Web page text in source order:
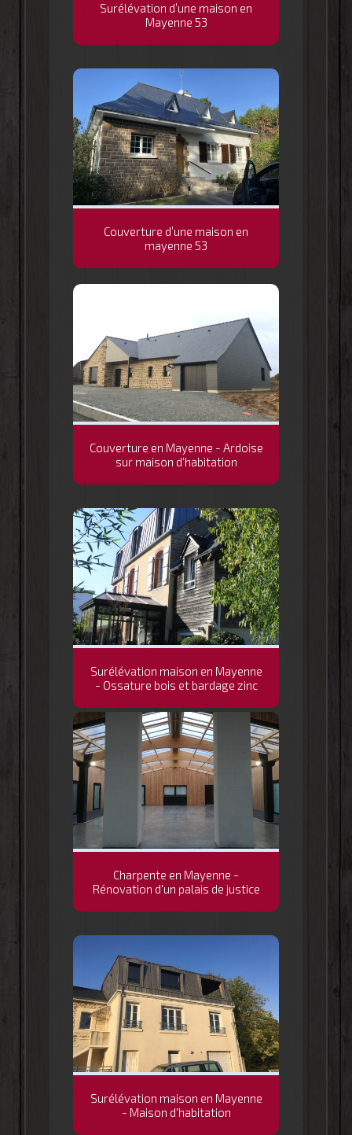
Surélévation d’une maison en
Mayenne 53
Couverture d’une maison en
mayenne 53
Couverture en Mayenne - Ardoise
sur maison d'habitation
Surélévation maison en Mayenne
- Ossature bois et bardage zinc
Charpente en Mayenne -
Rénovation d'un palais de justice
Surélévation maison en Mayenne
- Maison d'habitation